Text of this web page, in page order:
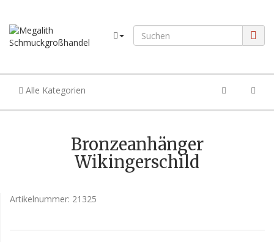
Alle Kategorien
Bronzeanhänger
Wikingerschild
Artikelnummer: 21325